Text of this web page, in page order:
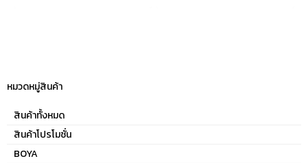
หมวดหมู่สินค้า
สินค้าทั้งหมด
สินค้าโปรโมชั่น
BOYA